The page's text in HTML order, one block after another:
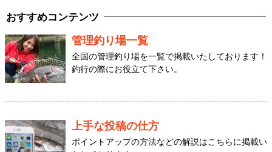
おすすめコンテンツ
管理釣り場一覧
全国の管理釣り場を一覧で掲載いたしております！
釣行の際にお役立て下さい。
上手な投稿の仕方
ポイントアップの方法などの解説はこちらに掲載い